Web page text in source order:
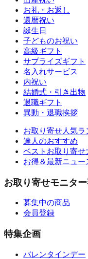
お礼・お返し
還暦祝い
誕生日
子どものお祝い
高級ギフト
サプライズギフト
名入れサービス
内祝い
結婚式・引き出物
退職ギフト
異動・退職挨拶
お取り寄せ人気ラ
達人のおすすめ
ベストお取り寄せ
お得＆最新ニュー
お取り寄せモニタ
募集中の商品
会員登録
特集企画
バレンタインデー